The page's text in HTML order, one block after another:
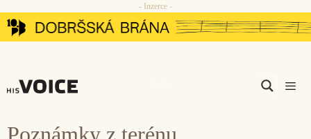
Přeskočit
na
- Inzerce -
Poznámky z terénu